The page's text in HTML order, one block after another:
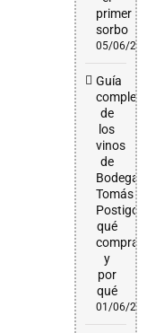
primer
sorbo
05/06/2026
Guía
completa
de
los
vinos
de
Bodega
Tomás
Postigo:
qué
comprar
y
por
qué
01/06/2026